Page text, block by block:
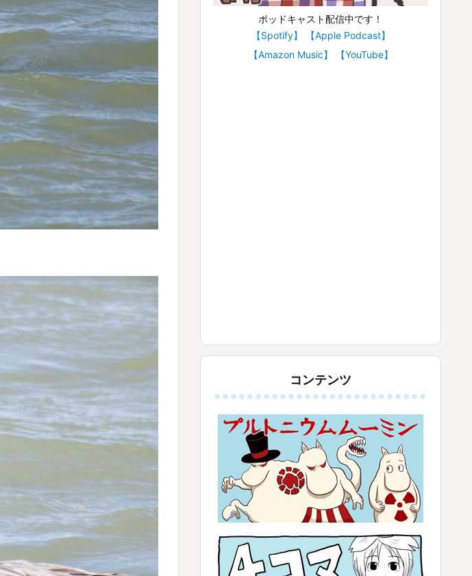
ポッドキャスト配信中です！
【Spotify】
【Apple Podcast】
【Amazon Music】
【YouTube】
コンテンツ